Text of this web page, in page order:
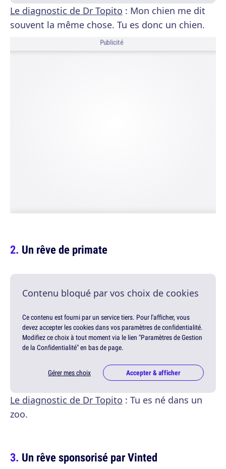
Le diagnostic de Dr Topito : Mon chien me dit
souvent la même chose. Tu es donc un chien.
Publicité
Un rêve de primate
Contenu bloqué par vos choix de cookies
Ce contenu est fourni par un service tiers. Pour l'afficher, vous
devez accepter les cookies dans vos paramètres de confidentialité.
Modifiez ce choix à tout moment via le lien "Paramètres de Gestion
de la Confidentialité" en bas de page.
Gérer mes choix Accepter & afficher
Le diagnostic de Dr Topito : Tu es né dans un
zoo.
Un rêve sponsorisé par Vinted